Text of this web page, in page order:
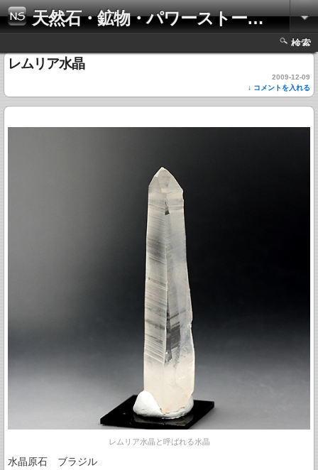
天然石・鉱物・パワーストーンの写真集
検索
レムリア水晶
2009-12-09
↓ コメントを入れる
レムリア水晶と呼ばれる水晶
水晶原石 ブラジル